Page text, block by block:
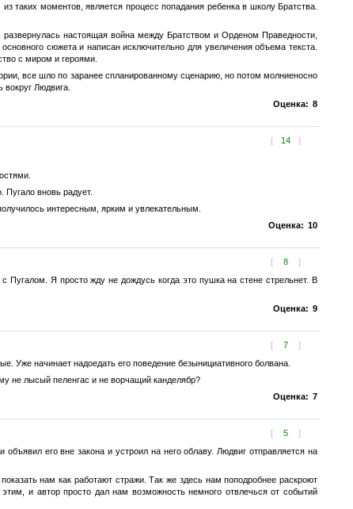
таких моментов, является процесс попадания ребенка в школу Братства.
настоящая война между Братством и Орденом Праведности,
сюжета и написан исключительно для увеличения объема текста.
с миром и героями.
все шло по заранее спланированному сценарию, но потом молниеносно
Людвига.
Оценка: 8
[ 14 ]
вновь радует.
интересным, ярким и увлекательным.
Оценка: 10
[ 8 ]
Пугалом. Я просто жду не дождусь когда это пушка на стене стрельнет. В
Оценка: 9
[ 7 ]
начинает надоедать его поведение безынициативного болвана.
не лысый пеленгас и не ворчащий канделябр?
Оценка: 7
[ 5 ]
его вне закона и устроил на него облаву. Людвиг отправляется на
нам как работают стражи. Так же здесь нам поподробнее раскроют
и автор просто дал нам возможность немного отвлечься от событий